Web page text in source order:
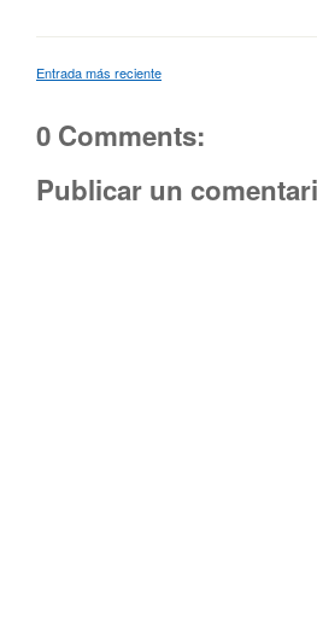
Entrada más reciente
0 Comments:
Publicar un